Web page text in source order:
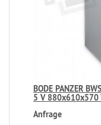
BODE PANZER
5 V 880x610x570
Anfrage